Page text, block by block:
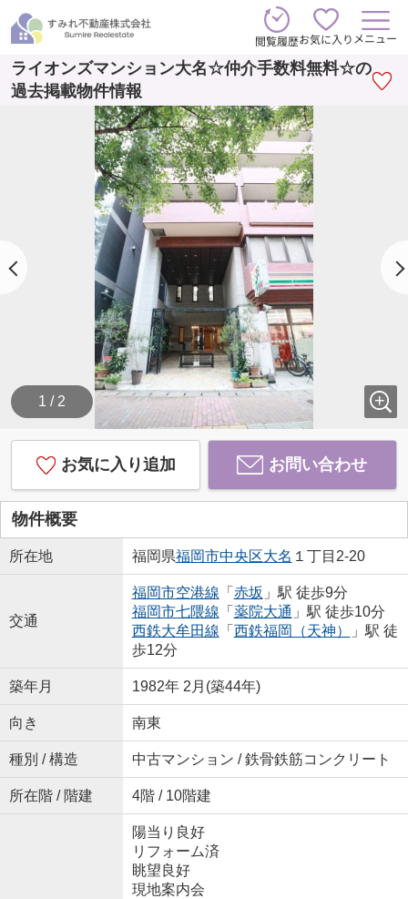
閲覧履歴お気に入り メニュー
ライオンズマンション大名☆仲介手数料無料☆の
過去掲載物件情報
1 / 2
お気に入り追加 お問い合わせ
物件概要
所在地 福岡県福岡市中央区大名 １丁目2-20
交通
福岡市空港線 「 赤坂 」駅 徒歩9分
福岡市七隈線 「 薬院大通 」駅 徒歩10分
西鉄大牟田線 「 西鉄福岡（天神）
」駅 徒
歩12分
築年月 1982年 2月(築44年)
向き 南東
種別 / 構造 中古マンション / 鉄骨鉄筋コンクリート
所在階 / 階建 4階 / 10階建
陽当り良好
リフォーム済
眺望良好
現地案内会